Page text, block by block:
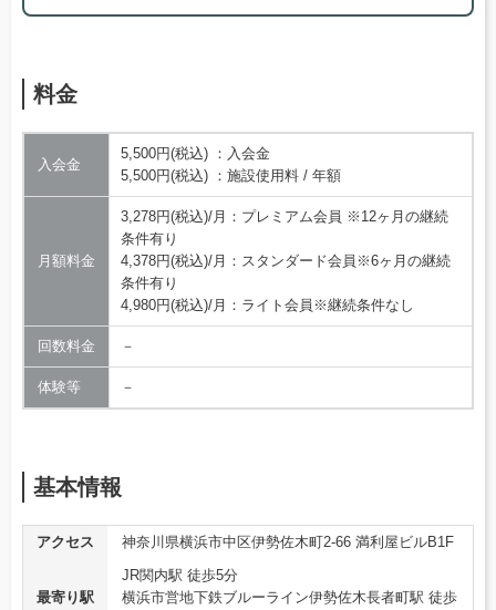
料金
入会金
5,500円(税込) ：入会金
5,500円(税込) ：施設使用料 / 年額
月額料金
3,278円(税込)/月：プレミアム会員 ※12ヶ月の継続
条件有り
4,378円(税込)/月：スタンダード会員※6ヶ月の継続
条件有り
4,980円(税込)/月：ライト会員※継続条件なし
回数料金 －
体験等 －
基本情報
アクセス 神奈川県横浜市中区伊勢佐木町2-66 満利屋ビルB1F
最寄り駅
JR関内駅 徒歩5分
横浜市営地下鉄ブルーライン伊勢佐木長者町駅 徒歩